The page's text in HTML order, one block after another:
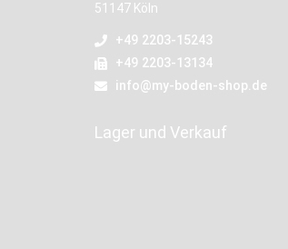
51147 Köln
+49 2203-15243
+49 2203-13134
info@my-boden-shop.de
Lager und Verkauf